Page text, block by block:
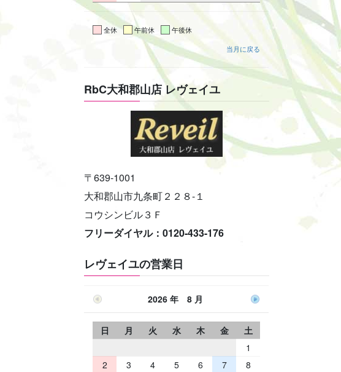
全休 午前休
午後休
当月に戻る
RbC大和郡山店 レヴェイユ
〒639-1001
大和郡山市九条町２２８-１
コウシンビル３Ｆ
フリーダイヤル：0120-433-176
レヴェイユの営業日
2026 年 8 月
日 月 火 水 木 金
土
1
2
3 4 5 6 7
8